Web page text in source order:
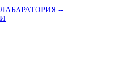
ЛАБАРАТОРИЯ --